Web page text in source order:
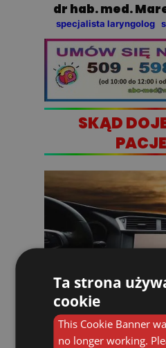
SKĄD
specjalista laryngolog
dr hab. med.
NA WYKRESIE
PROCENTOWY
POSZCZEGÓLNYCH
Ta strona
cookie
This Cookie Banner
no longer working.